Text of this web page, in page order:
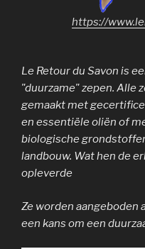
https://
Le Retour du Savon is
"duurzame" zepen. Alle
gemaakt met
en essentiële oliën of
biologische
landbouw. Wat hen de
opleverde
Ze worden aangeboden
een kans om een